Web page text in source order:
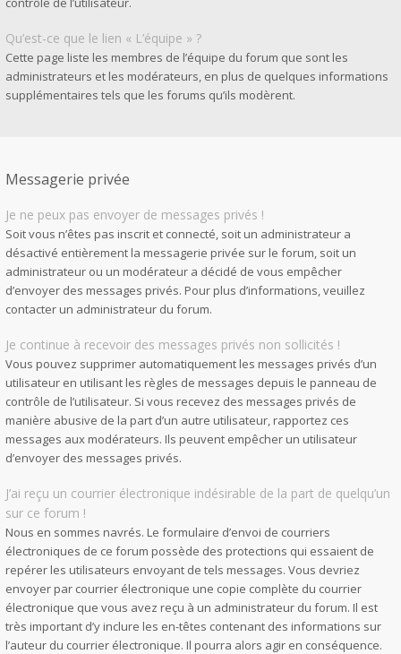
Qu’est-ce que le lien « L’équipe » ?
Cette page liste les membres de l’équipe du forum que sont les
administrateurs et les modérateurs, en plus de quelques informations
supplémentaires tels que les forums qu’ils modèrent.
Messagerie privée
Je ne peux pas envoyer de messages privés !
Soit vous n’êtes pas inscrit et connecté, soit un administrateur a
désactivé entièrement la messagerie privée sur le forum, soit un
administrateur ou un modérateur a décidé de vous empêcher
d’envoyer des messages privés. Pour plus d’informations, veuillez
contacter un administrateur du forum.
Je continue à recevoir des messages privés non sollicités !
Vous pouvez supprimer automatiquement les messages privés d’un
utilisateur en utilisant les règles de messages depuis le panneau de
contrôle de l’utilisateur. Si vous recevez des messages privés de
manière abusive de la part d’un autre utilisateur, rapportez ces
messages aux modérateurs. Ils peuvent empêcher un utilisateur
d’envoyer des messages privés.
J’ai reçu un courrier électronique indésirable de la part de quelqu’un
sur ce forum !
Nous en sommes navrés. Le formulaire d’envoi de courriers
électroniques de ce forum possède des protections qui essaient de
repérer les utilisateurs envoyant de tels messages. Vous devriez
envoyer par courrier électronique une copie complète du courrier
électronique que vous avez reçu à un administrateur du forum. Il est
très important d’y inclure les en-têtes contenant des informations sur
l’auteur du courrier électronique. Il pourra alors agir en conséquence.